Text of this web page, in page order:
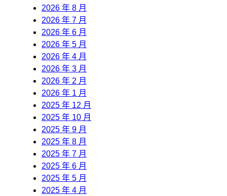
2026 年 8 月
2026 年 7 月
2026 年 6 月
2026 年 5 月
2026 年 4 月
2026 年 3 月
2026 年 2 月
2026 年 1 月
2025 年 12 月
2025 年 10 月
2025 年 9 月
2025 年 8 月
2025 年 7 月
2025 年 6 月
2025 年 5 月
2025 年 4 月